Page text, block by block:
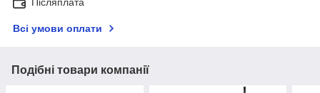
Післяплата
Всі умови оплати
Подібні товари компанії